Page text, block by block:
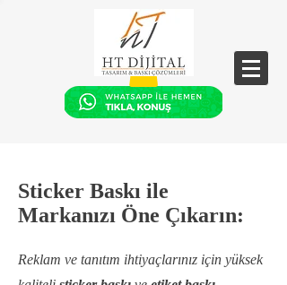
Sticker Baskı ile
Markanızı Öne Çıkarın:
Reklam ve tanıtım ihtiyaçlarınız için yüksek